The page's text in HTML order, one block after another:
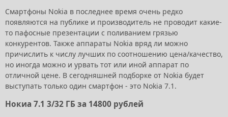
Смартфоны Nokia в последнее время очень редко
появляются на публике и производитель не проводит какие-
то пафосные презентации с поливанием грязью
конкурентов. Также аппараты Nokia вряд ли можно
причислить к числу лучших по соотношению цена/качество,
но иногда можно и урвать тот или иной аппарат по
отличной цене. В сегодняшней подборке от Nokia будет
выступать только один смартфон - это Nokia 7.1.
Нокиа 7.1 3/32 ГБ за 14800 рублей